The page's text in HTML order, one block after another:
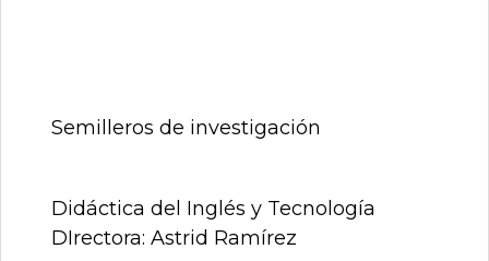
Semilleros de investigación
Didáctica del Inglés y Tecnología
DIrectora: Astrid Ramírez